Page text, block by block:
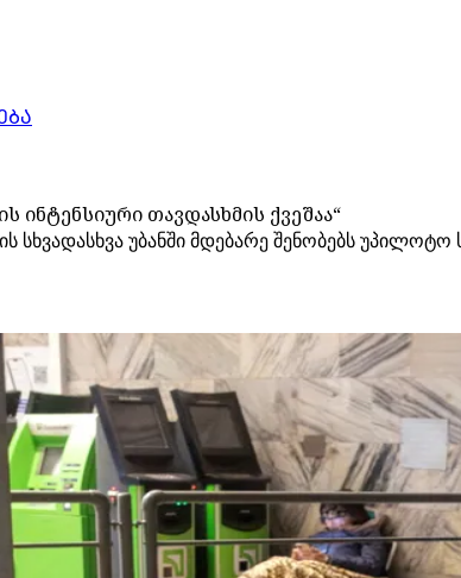
თავდასხმის ქვეშაა“
უბანში მდებარე შენობებს უპილოტო